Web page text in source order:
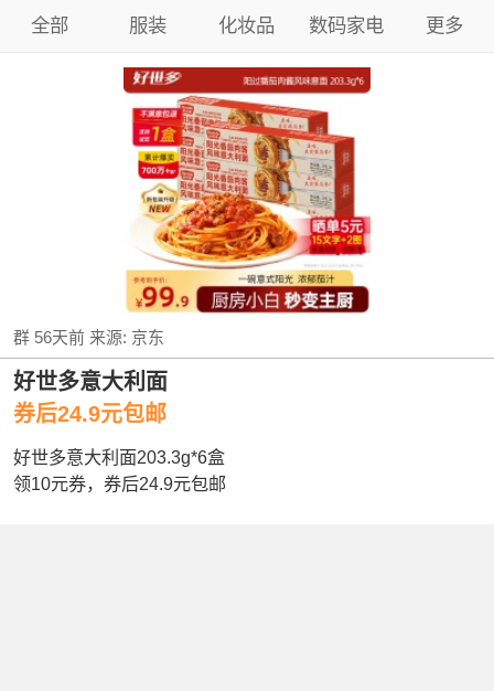
全部 服装 化妆品 数码家电 更多
群 56天前来源: 京东
好世多意大利面
券后24.9元包邮
好世多意大利面203.3g*6盒
领10元券，券后24.9元包邮